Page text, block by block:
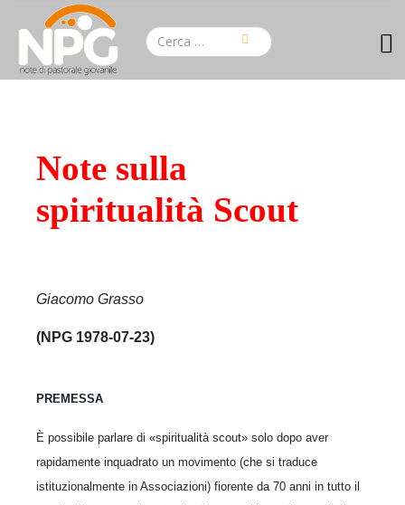
Note sulla
spiritualità Scout
Giacomo Grasso
(NPG 1978-07-23)
PREMESSA
È possibile parlare di «spiritualità scout» solo dopo aver
rapidamente inquadrato un movimento (che si traduce
istituzionalmente in Associazioni) fiorente da 70 anni in tutto il